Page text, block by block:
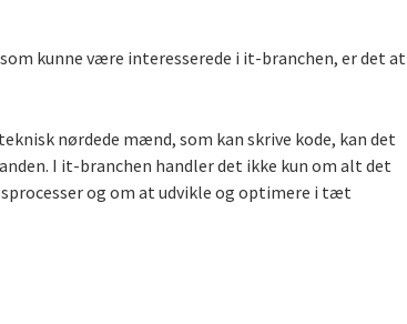
kunne være interesserede i it-branchen, er det at
nørdede mænd, som kan skrive kode, kan det
I it-branchen handler det ikke kun om alt det
og om at udvikle og optimere i tæt